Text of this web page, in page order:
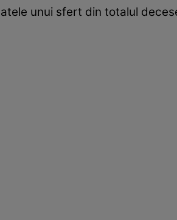
unui sfert din totalul